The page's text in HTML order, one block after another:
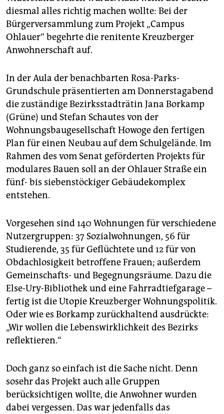
epaper login
diesmal alles richtig machen wollte: Bei der
Bürgerversammlung zum Projekt „Campus
Ohlauer“ begehrte die renitente Kreuzberger
Anwohnerschaft auf.
In der Aula der benachbarten Rosa-Parks-
Grundschule präsentierten am Donnerstagabend
die zuständige Bezirksstadträtin Jana Borkamp
(Grüne) und Stefan Schautes von der
Wohnungsbaugesellschaft Ho­woge den fertigen
Plan für einen Neubau auf dem Schulgelände. Im
Rahmen des vom Senat geförderten Projekts für
modulares Bauen soll an der Ohlauer Straße ein
fünf- bis siebenstöckiger Gebäudekomplex
entstehen.
Vorgesehen sind 140 Wohnungen für verschiedene
Nutzergruppen: 37 Sozialwohnungen, 56 für
Studierende, 35 für Geflüchtete und 12 für von
Obdachlosigkeit betroffene Frauen; außerdem
Gemeinschafts- und Begegnungsräume. Dazu die
Else-Ury-Bibliothek und eine Fahrradtiefgarage –
fertig ist die Utopie Kreuzberger Wohnungspolitik.
Oder wie es Borkamp zurückhaltend ausdrückte:
„Wir wollen die Lebenswirklichkeit des Bezirks
reflektieren.“
Doch ganz so einfach ist die Sache nicht. Denn
sosehr das Projekt auch alle Gruppen
berücksichtigen wollte, die Anwohner wurden
dabei vergessen. Das war jedenfalls das